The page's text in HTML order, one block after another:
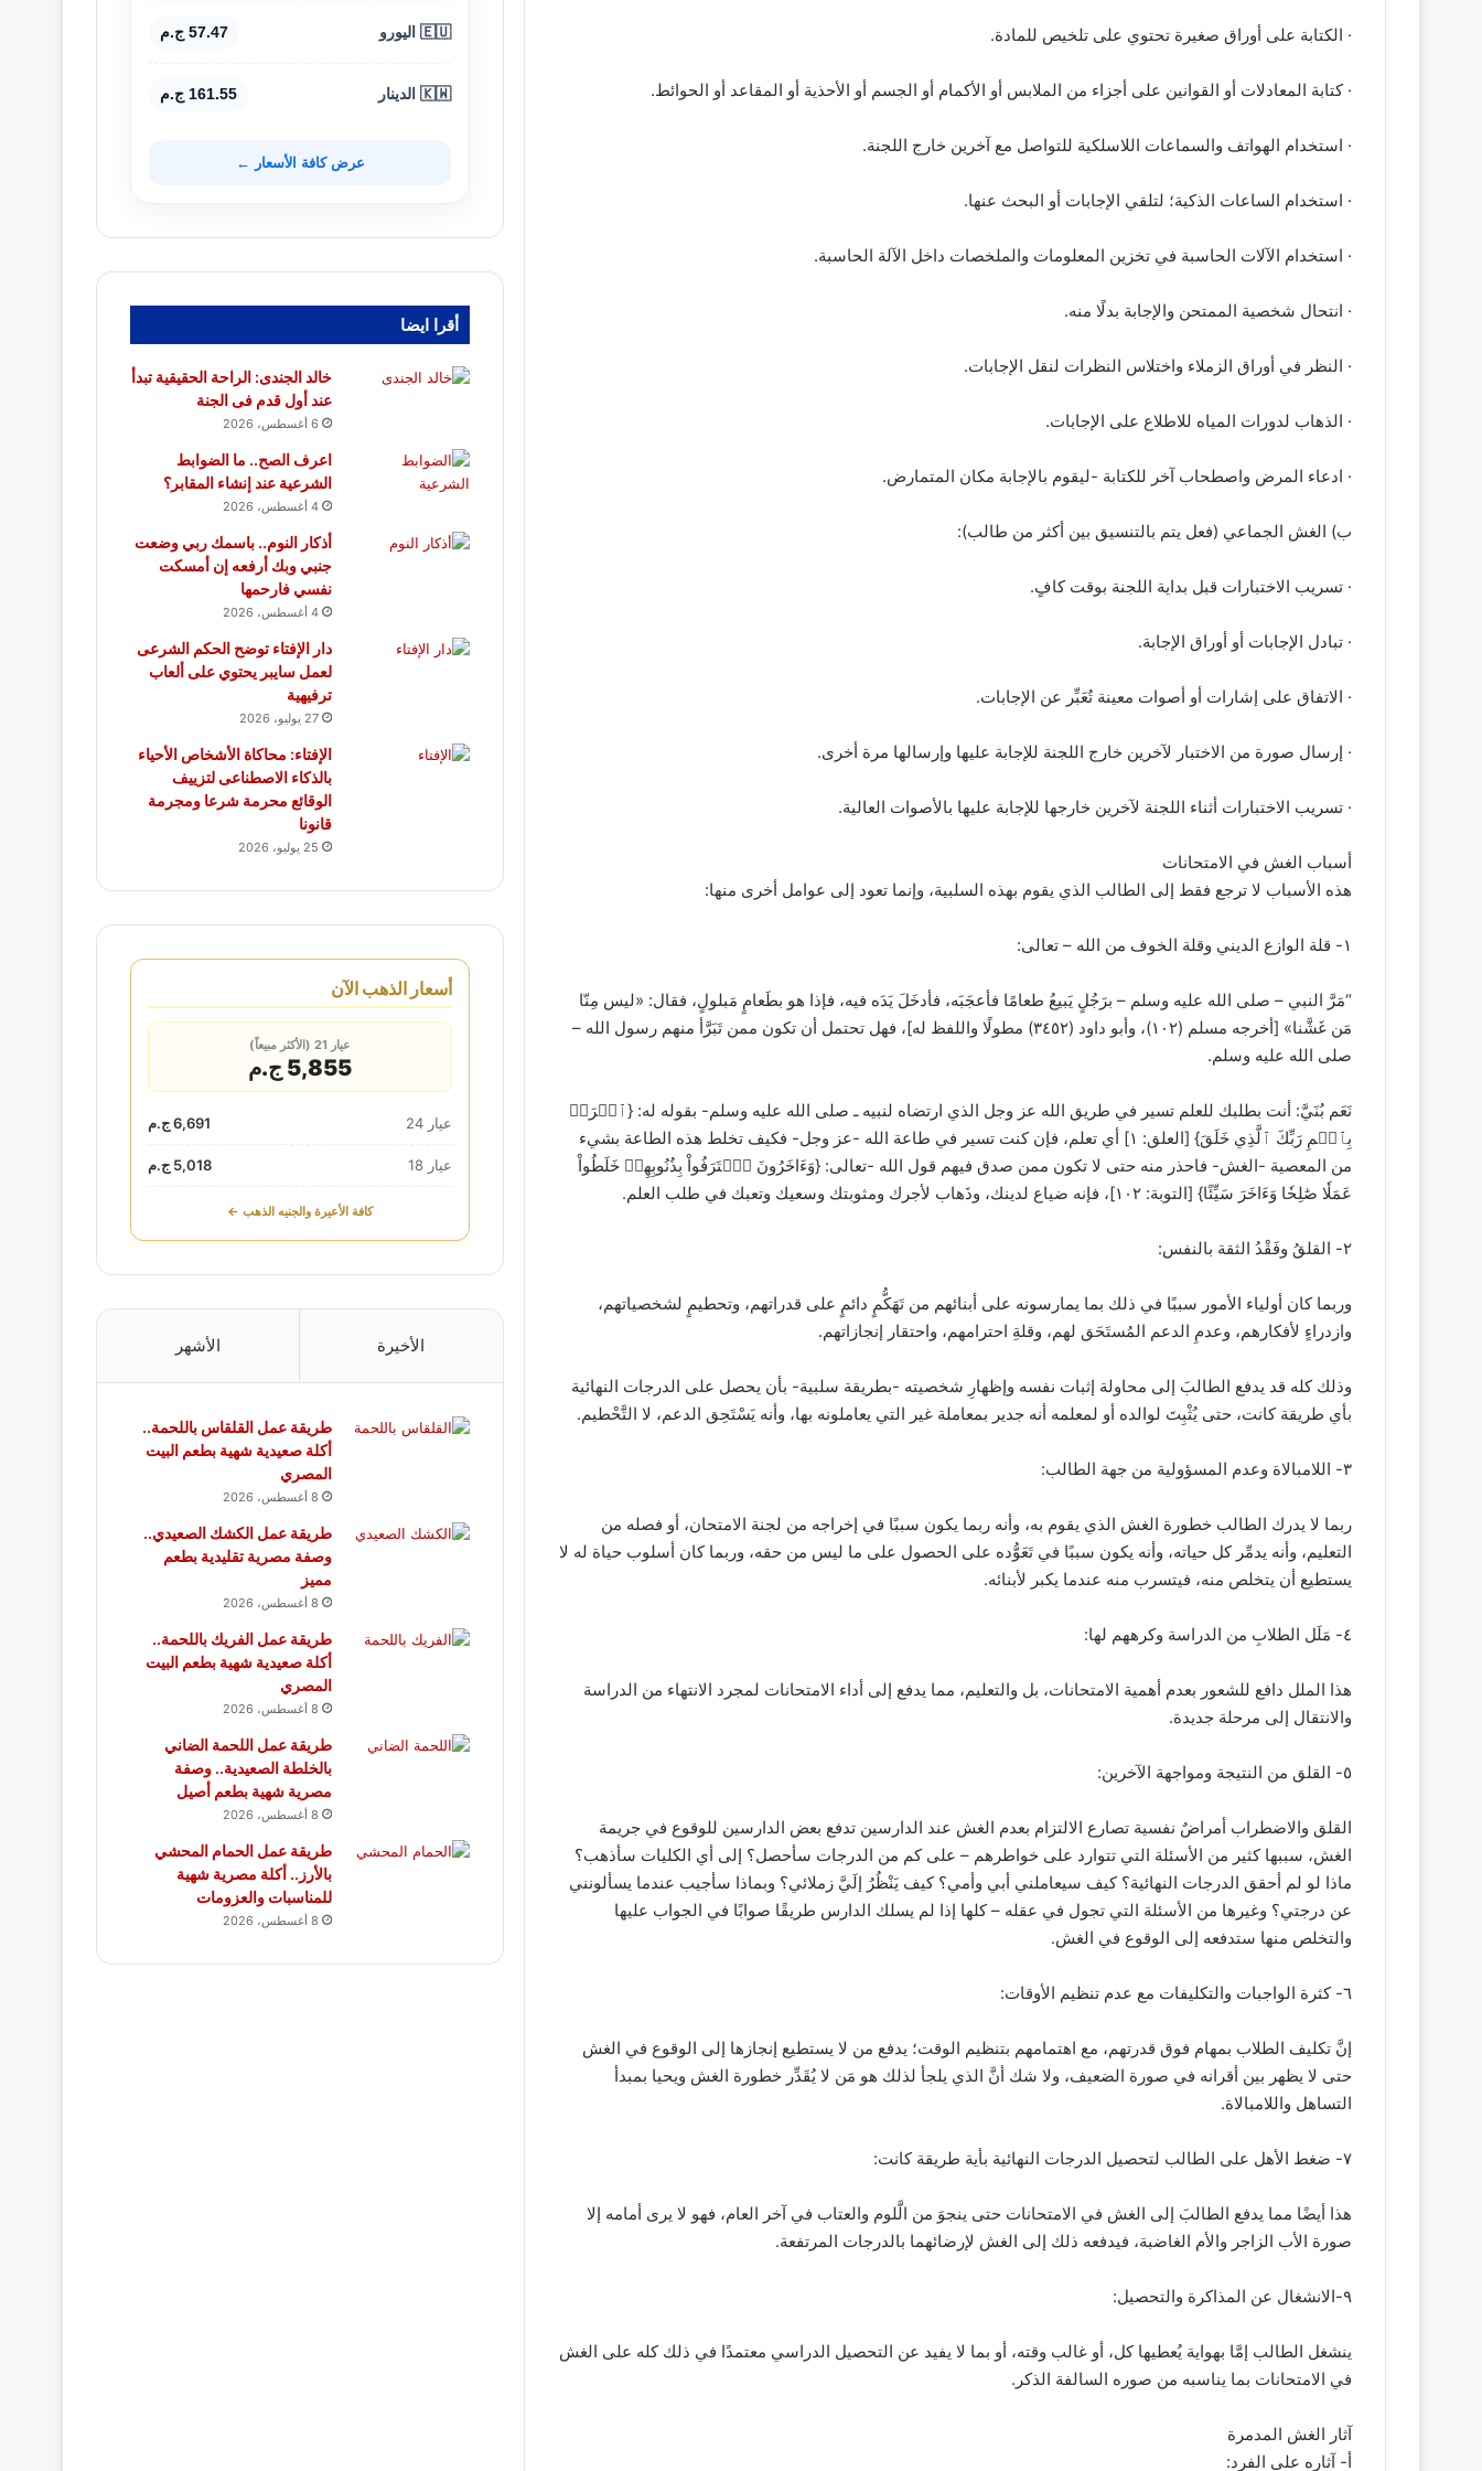
· الكتابة على أوراق صغيرة تحتوي على تلخيص للمادة.
· كتابة المعادلات أو القوانين على أجزاء من الملابس أو الأكمام أو الجسم أو الأحذية أو المقاعد أو الحوائط.
· استخدام الهواتف والسماعات اللاسلكية للتواصل مع آخرين خارج اللجنة.
· استخدام الساعات الذكية؛ لتلقي الإجابات أو البحث عنها.
· استخدام الآلات الحاسبة في تخزين المعلومات والملخصات داخل الآلة الحاسبة.
· انتحال شخصية الممتحن والإجابة بدلًا منه.
· النظر في أوراق الزملاء واختلاس النظرات لنقل الإجابات.
· الذهاب لدورات المياه للاطلاع على الإجابات.
· ادعاء المرض واصطحاب آخر للكتابة -ليقوم بالإجابة مكان المتمارض.
ب‌) الغش الجماعي (فعل يتم بالتنسيق بين أكثر من طالب):
· تسريب الاختبارات قبل بداية اللجنة بوقت كافٍ.
· تبادل الإجابات أو أوراق الإجابة.
· الاتفاق على إشارات أو أصوات معينة تُعَبِّر عن الإجابات.
· إرسال صورة من الاختبار لآخرين خارج اللجنة للإجابة عليها وإرسالها مرة أخرى.
· تسريب الاختبارات أثناء اللجنة لآخرين خارجها للإجابة عليها بالأصوات العالية.
أسباب الغش في الامتحانات
هذه الأسباب لا ترجع فقط إلى الطالب الذي يقوم بهذه السلبية، وإنما تعود إلى عوامل أخرى منها:
١- قلة الوازع الديني وقلة الخوف من الله – تعالى:
“مَرَّ النبي – صلى الله عليه وسلم – برَجُلٍ يَبيعُ طعامًا فأعجَبَه، فأدخَلَ يَدَه فيه، فإذا هو بطَعامٍ مَبلولٍ، فقال: «ليس مِنّا
مَن غَشَّنا» [أخرجه مسلم (١٠٢)، وأبو داود (٣٤٥٢) مطولًا واللفظ له]، فهل تحتمل أن تكون ممن تَبَرَّأ منهم رسول الله –
صلى الله عليه وسلم.
نَعَم بُنَيَّ: أنت بطلبك للعلم تسير في طريق الله عز وجل الذي ارتضاه لنبيه ـ صلى الله عليه وسلم- بقوله له: {ٱقۡرَأۡ
بِٱسۡمِ رَبِّكَ ٱلَّذِي خَلَقَ} [العلق: ١] أي تعلم، فإن كنت تسير في طاعة الله -عز وجل- فكيف تخلط هذه الطاعة بشيء
من المعصية -الغش- فاحذر منه حتى لا تكون ممن صدق فيهم قول الله -تعالى: {وَءَاخَرُونَ ٱعۡتَرَفُواْ بِذُنُوبِهِمۡ خَلَطُواْ
عَمَلٗا صَٰلِحٗا وَءَاخَرَ سَيِّئًا} [التوبة: ١٠٢]، فإنه ضياع لدينك، وذَهاب لأجرك ومثوبتك وسعيك وتعبك في طلب العلم.
٢- القلقُ وفَقْدُ الثقة بالنفس:
وربما كان أولياء الأمور سببًا في ذلك بما يمارسونه على أبنائهم من تَهَكُّمٍ دائمٍ على قدراتهم، وتحطيمٍ لشخصياتهم،
وازدراءٍ لأفكارهم، وعدمِ الدعم المُستَحَق لهم، وقلةِ احترامهم، واحتقار إنجازاتهم.
وذلك كله قد يدفع الطالبَ إلى محاولة إثبات نفسه وإظهارِ شخصيته -بطريقة سلبية- بأن يحصل على الدرجات النهائية
بأي طريقة كانت، حتى يُثْبِتَ لوالده أو لمعلمه أنه جدير بمعاملة غير التي يعاملونه بها، وأنه يَسْتَحِق الدعم، لا التَّحْطيم.
٣- اللامبالاة وعدم المسؤولية من جهة الطالب:
ربما لا يدرك الطالب خطورة الغش الذي يقوم به، وأنه ربما يكون سببًا في إخراجه من لجنة الامتحان، أو فصله من
التعليم، وأنه يدمِّر كل حياته، وأنه يكون سببًا في تَعَوُّده على الحصول على ما ليس من حقه، وربما كان أسلوب حياة له لا
يستطيع أن يتخلص منه، فيتسرب منه عندما يكبر لأبنائه.
٤- مَلَل الطلابِ من الدراسة وكرههم لها:
هذا الملل دافع للشعور بعدم أهمية الامتحانات، بل والتعليم، مما يدفع إلى أداء الامتحانات لمجرد الانتهاء من الدراسة
والانتقال إلى مرحلة جديدة.
٥- القلق من النتيجة ومواجهة الآخرين:
القلق والاضطراب أمراضٌ نفسية تصارع الالتزام بعدم الغش عند الدارسين تدفع بعض الدارسين للوقوع في جريمة
الغش، سببها كثير من الأسئلة التي تتوارد على خواطرهم – على كم من الدرجات سأحصل؟ إلى أي الكليات سأذهب؟
ماذا لو لم أحقق الدرجات النهائية؟ كيف سيعاملني أبي وأمي؟ كيف يَنْظُرُ إلَيَّ زملائي؟ وبماذا سأجيب عندما يسألونني
عن درجتي؟ وغيرها من الأسئلة التي تجول في عقله – كلها إذا لم يسلك الدارس طريقًا صوابًا في الجواب عليها
والتخلص منها ستدفعه إلى الوقوع في الغش.
٦- كثرة الواجبات والتكليفات مع عدم تنظيم الأوقات:
إنَّ تكليف الطلاب بمهام فوق قدرتهم، مع اهتمامهم بتنظيم الوقت؛ يدفع من لا يستطيع إنجازها إلى الوقوع في الغش
حتى لا يظهر بين أقرانه في صورة الضعيف، ولا شك أنَّ الذي يلجأ لذلك هو مَن لا يُقَدِّر خطورة الغش ويحيا بمبدأ
التساهل واللامبالاة.
٧- ضغط الأهل على الطالب لتحصيل الدرجات النهائية بأية طريقة كانت:
هذا أيضًا مما يدفع الطالبَ إلى الغش في الامتحانات حتى ينجوَ من الَّلوم والعتاب في آخر العام، فهو لا يرى أمامه إلا
صورة الأب الزاجر والأم الغاضبة، فيدفعه ذلك إلى الغش لإرضائهما بالدرجات المرتفعة.
٩-الانشغال عن المذاكرة والتحصيل:
ينشغل الطالب إمَّا بهواية يُعطيها كل، أو غالب وقته، أو بما لا يفيد عن التحصيل الدراسي معتمدًا في ذلك كله على الغش
في الامتحانات بما يناسبه من صوره السالفة الذكر.
آثار الغش المدمرة
أ‌- آثاره على الفرد:
🇪🇺 اليورو 57.47 ج.م
🇰🇼 الدينار 161.55 ج.م
عرض كافة الأسعار ←
أقرا ايضا
خالد الجندى: الراحة الحقيقية تبدأ
عند أول قدم فى الجنة
6 أغسطس، 2026
اعرف الصح.. ما الضوابط
الشرعية عند إنشاء المقابر؟
4 أغسطس، 2026
أذكار النوم.. باسمك ربي وضعت
جنبي وبك أرفعه إن أمسكت
نفسي فارحمها
4 أغسطس، 2026
دار الإفتاء توضح الحكم الشرعى
لعمل سايبر يحتوي على ألعاب
ترفيهية
27 يوليو، 2026
الإفتاء: محاكاة الأشخاص الأحياء
بالذكاء الاصطناعى لتزييف
الوقائع محرمة شرعا ومجرمة
قانونا
25 يوليو، 2026
أسعار الذهب الآن
عيار 21 (الأكثر مبيعاً)
5,855 ج.م
عيار 24 6,691 ج.م
عيار 18 5,018 ج.م
كافة الأعيرة والجنيه الذهب ←
الأخيرة الأشهر
طريقة عمل القلقاس باللحمة..
أكلة صعيدية شهية بطعم البيت
المصري
8 أغسطس، 2026
طريقة عمل الكشك الصعيدي..
وصفة مصرية تقليدية بطعم
مميز
8 أغسطس، 2026
طريقة عمل الفريك باللحمة..
أكلة صعيدية شهية بطعم البيت
المصري
8 أغسطس، 2026
طريقة عمل اللحمة الضاني
بالخلطة الصعيدية.. وصفة
مصرية شهية بطعم أصيل
8 أغسطس، 2026
طريقة عمل الحمام المحشي
بالأرز.. أكلة مصرية شهية
للمناسبات والعزومات
8 أغسطس، 2026